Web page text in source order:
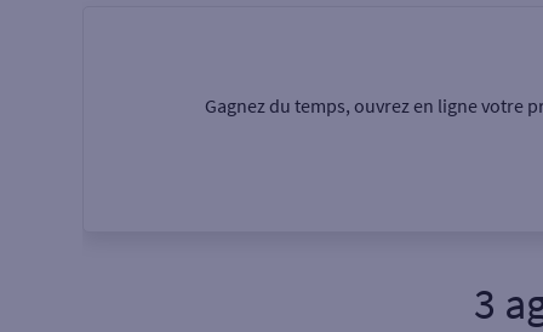
Ouverte le samedi
Gagnez du temps, ouvrez en ligne votre
3